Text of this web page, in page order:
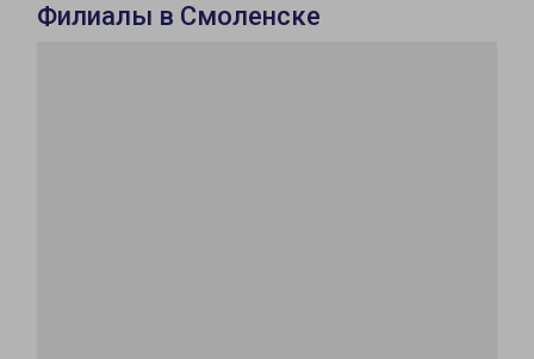
Филиалы в Смоленске